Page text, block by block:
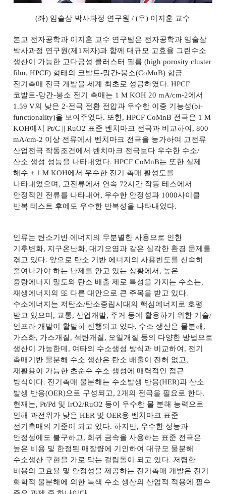
(좌) 임술삼 박사과정 연구원/ (우) 이지훈 교수
본교 전자공학과 이지훈 교수 연구팀은 전자공학과 임술삼
박사과정 연구원(제 1 저자)과 함께 대규모 고효율 그린수소
생산이 가능한 고다공성 클러스터 필름(high porosity cluster
film, HPCF) 형태의 코발트-망간-붕소(CoMnB) 합금
전기촉매 전극 개발을 세계 최초로 성공하였다. HPCF
코발트-망간-붕소 전기 촉매는 1 M KOH 20 mA/cm-2에서
1.59 V의 낮은 2-전극 전환 전압과 우수한 이중 기능성(bi-
functionality)을 보여주었다. 또한, HPCF CoMnB 전극은 1 M
KOH에서 Pt/C || RuO2 표준 벤치마크 전극과 비교하여 , 800
mA/cm-2 이상 전류에서 벤치마크 전극을 능가하여 고전류
산업전극 작동조건에서 벤치마크 전극보다 우수한 수소/
산소 생성 성능을 나타내었다. HPCF CoMnB는 또한 실제
해수 + 1 M KOH에서 우수한 전기 촉매 활성도를
나타내었으며 , 고전류에서 연속 72시간 작동 테스에서
안정적인 전류를 나타내어 , 우수한 안정성과 1000사이클
반복 테스트 후에도 우수한 반복성을 나타내었다.
인류는 탄소기반 에너지의 무분별한 사용으로 인한
기후변화, 지구온난화,대기오염과 같은 심각한 환경 문제를
겪고 있다. 앞으로 탄소 기반 에너지의 사용빈도를 신속히
줄여나가야 하는 난제를 안고 있는 상황에서 , 높은
중량에너지 밀도와 탄소 배출 제로 특성을 가지는 수소는,
재생에너지의 또 다른 대안으로 큰 주목을 받고 있다.
수소에너지는 저탄소/탄소중립시대의 핵심에너지로 호평
받고 있으며 , 교통,산업개발, 주거 등에 활용하기 위한 기술/
인프라 개발이 활발히 진행되고 있다. 수소 생산은 물분해 ,
가스화, 가스개질, 석탄개질, 오일개질 등의 다양한 방법으로
생산이 가능한데 , 여타의 수소생성 방식과 비교하여 , 전기
촉매기반 물분해 수소 생산은 탄소 배출이 전혀 없고,
재활용이 가능한 초순수 수소 생성에 매력적인 접근
방식이다. 전기촉매 물분해는 수소발생 반응(HER)과 산소
발생 반응(OER)으로 구성되고, 2개의 전극을 필요로 한다.
현재는, Pt/Pd 및 IrO2/RuO2 등이 우수한 물 분해 능력으로
인해 과전위가 낮은 HER 및 OER용 벤치마크 표준
전기촉매의 기준이 되고 있다. 하지만, 우수한 성능과
안정성에도 불구하고, 희귀 금속을 사용하는 표준 전극은
높은 비용 및 한정된 매장량에 기인하여 대규모 물분해
수소생산 구현을 가로 막는 걸림돌이 되고 있다. 저렴한
비용의 고효율 및 안정성을 제공하는 전기촉매 개발은 전기
화학적 물분해에 의한 녹색 수소 생산의 산업적 적용에 필수